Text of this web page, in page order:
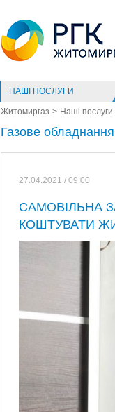
НАШІ ПОСЛУГИ
Житомиргаз Наші послуги
Газове обладнання
27.04.2021 / 09:00
САМОВІЛЬНА
КОШТУВАТИ